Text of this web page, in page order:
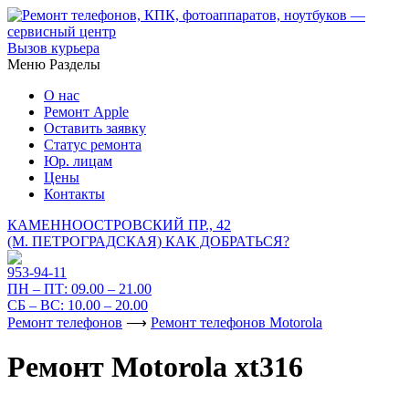
Вызов курьера
Меню Разделы
О нас
Ремонт Apple
Оставить заявку
Статус ремонта
Юр. лицам
Цены
Контакты
КАМЕННООСТРОВСКИЙ ПР., 42
(М. ПЕТРОГРАДСКАЯ) КАК ДОБРАТЬСЯ?
953-94-11
ПН – ПТ: 09.00 – 21.00
СБ – ВС: 10.00 – 20.00
Ремонт телефонов ⟶ Ремонт телефонов Motorola
Ремонт Motorola xt316